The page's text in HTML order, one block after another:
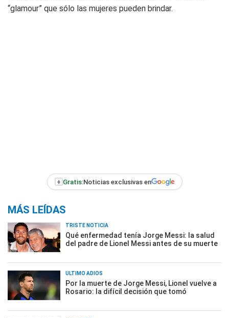
“glamour” que sólo las mujeres pueden brindar.
+ Gratis:Noticias exclusivas en
MÁS LEÍDAS
TRISTE NOTICIA
Qué enfermedad tenía Jorge Messi: la salud
del padre de Lionel Messi antes de su muerte
ÚLTIMO ADIÓS
Por la muerte de Jorge Messi, Lionel vuelve a
Rosario: la difícil decisión que tomó